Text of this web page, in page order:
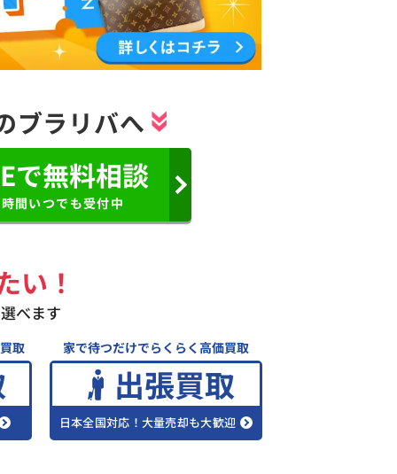
ブラリバへ
で無料相談
時間いつでも受付中
い！
べます
取 家で待つだけでらくらく高価買取
出張買取
日本全国対応！大量売却も大歓迎